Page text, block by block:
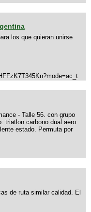
los que quieran unirse
- Talle 56. con grupo
triatlon carbono dual aero
estado. Permuta por
de ruta similar calidad. El